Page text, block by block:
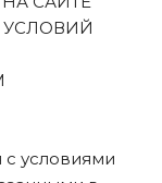
УСЛОВИЙ
с условиями